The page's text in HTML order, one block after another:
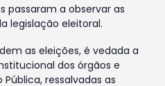
passaram a observar as
legislação eleitoral.
as eleições, é vedada a
dos órgãos e
ressalvadas as